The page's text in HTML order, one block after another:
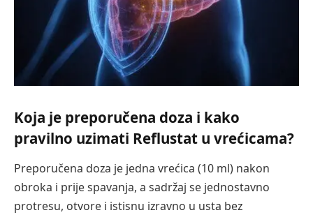
Koja je preporučena doza i kako
pravilno uzimati Reflustat u vrećicama?
Preporučena doza je jedna vrećica (10 ml) nakon
obroka i prije spavanja, a sadržaj se jednostavno
protresu, otvore i istisnu izravno u usta bez